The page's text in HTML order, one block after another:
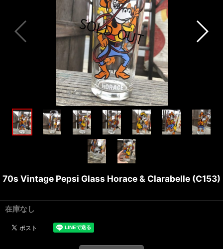
70s Vintage Pepsi Glass Horace & Clarabelle (C153)
在庫なし